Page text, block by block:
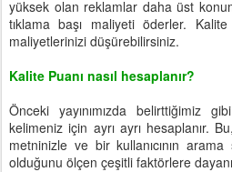
yüksek olan reklamlar daha üst
tıklama başı maliyeti öderler. Kalite
maliyetlerinizi düşürebilirsiniz.
Kalite Puanı nasıl hesaplanır?
Önceki yayınımızda belirttiğimiz
kelimeniz için ayrı ayrı hesaplanır.
metninizle ve bir kullanıcının
olduğunu ölçen çeşitli faktörlere